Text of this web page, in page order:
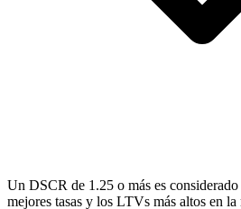
Un DSCR de 1.25 o más es
mejores tasas y los LTVs más altos en la